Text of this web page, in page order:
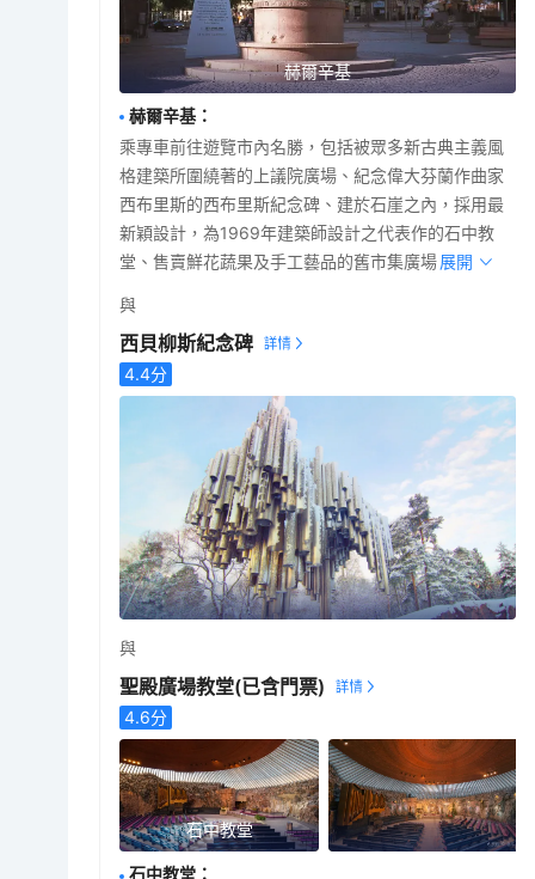
赫爾辛基
赫爾辛基 ：
乘專車前往遊覽市內名勝，包括被眾多新古典主義風
格建築所圍繞著的上議院廣場、紀念偉大芬蘭作曲家
西布里斯的西布里斯紀念碑、建於石崖之內，採用最
新穎設計，為1969年建築師設計之代表作的石中教
堂、售賣鮮花蔬果及手工藝品的舊市集廣場。展開
與
西貝柳斯紀念碑
4.4分
與
聖殿廣場教堂(已含門票)
4.6分
石中教堂
石中教堂 ：